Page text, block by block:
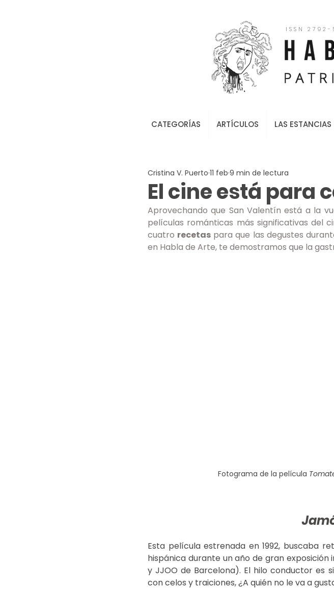
ISSN 2792-
CATEGORÍAS ARTÍCULOS LAS ESTANCIAS
El cine está para
Cristina V. Puerto 11 feb 9 min de lectura
Aprovechando que San Valentín está a la
películas románticas más significativas del
cuatro recetas para que las degustes
en Habla de Arte, te demostramos que la
Fotograma de la película
Esta película estrenada en 1992, buscaba
hispánica durante un año de gran
y JJOO de Barcelona). El hilo conductor es
con celos y traiciones, ¿A quién no le va a